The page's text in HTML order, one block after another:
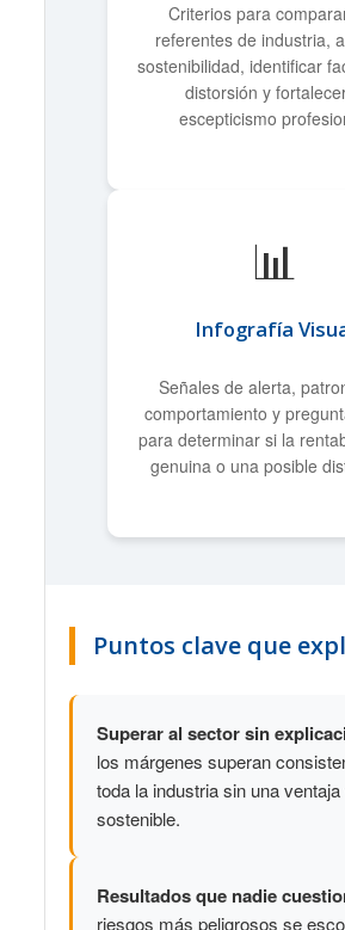
Criterios para
referentes de industria,
sostenibilidad, identificar
distorsión y
escepticismo
📊
Infografía
Señales de alerta,
comportamiento y
para determinar si la
genuina o una posible
Puntos clave que
Superar al sector sin
los márgenes superan
toda la industria sin una
sostenible.
Resultados que nadie
riesgos más peligrosos se